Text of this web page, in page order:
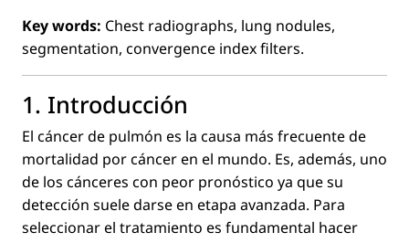
Key words: Chest radiographs, lung nodules,
segmentation, convergence index ﬁlters.
1. Introducción
El cáncer de pulmón es la causa más frecuente de
mortalidad por cáncer en el mundo. Es, además, uno
de los cánceres con peor pronóstico ya que su
detección suele darse en etapa avanzada. Para
seleccionar el tratamiento es fundamental hacer